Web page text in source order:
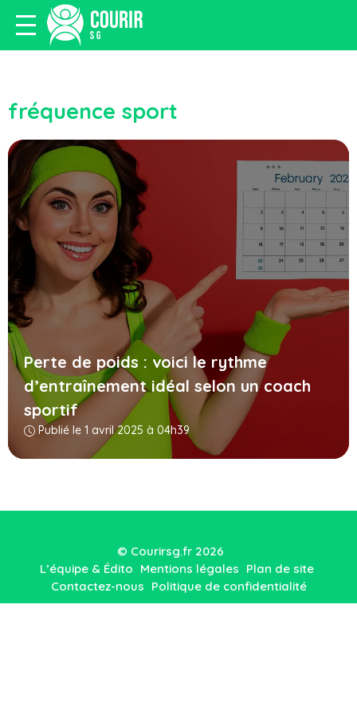
fréquence sport
Perte de poids : voici le rythme
d’entraînement idéal selon un coach
sportif
Publié le 1 avril 2025 à 04h39
© Courirsg.fr 2026
L’équipe & Édito Mentions légales Plan de site
Contactez-nous Politique de confidentialité